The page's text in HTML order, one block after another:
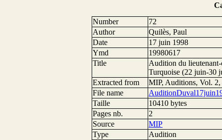
Number
72
Author
Quilès, Paul
Date
17 juin 1998
Ymd
19980617
Title
Audition du
Turquoise (22 juin-30
Extracted from
MIP, Auditions, Vol. 2,
File name
Taille
10410 bytes
Pages nb.
2
Source
MIP
Type
Audition